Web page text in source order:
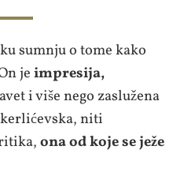
sumnju o tome kako
jeimpresija,
i više nego zaslužena
niti
ona od koje se ježe